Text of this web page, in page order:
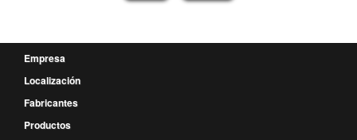
Empresa
Localización
Fabricantes
Productos